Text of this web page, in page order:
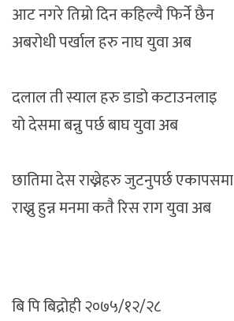
आट नगरे तिम्रो दिन कहिल्यै फिर्ने छैन
अबरोधी पर्खाल हरु नाघ युवा अब
दलाल ती स्याल हरु डाडो कटाउनलाइ
यो देसमा बन्नु पर्छ बाघ युवा अब
छातिमा देस राख्नेहरु जुटनुपर्छ एकापसमा
राख्नु हुन्न मनमा कतै रिस राग युवा अब
बि पि बिद्रोही २०७५/१२/२८